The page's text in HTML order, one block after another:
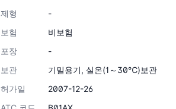
제형
-
보험
비보험
포장
-
보관
기밀용기, 실온(1～30℃)보관
허가일
2007-12-26